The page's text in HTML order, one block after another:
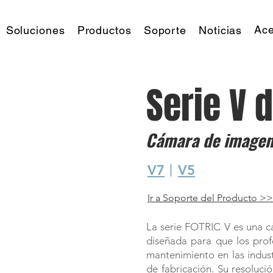
Soluciones Productos Soporte Noticias
Serie V
Cámara de
V7 V5
Ir a Soporte del Producto >>
La serie FOTRIC V es una
diseñada para que los
mantenimiento en las
de fabricación. Su